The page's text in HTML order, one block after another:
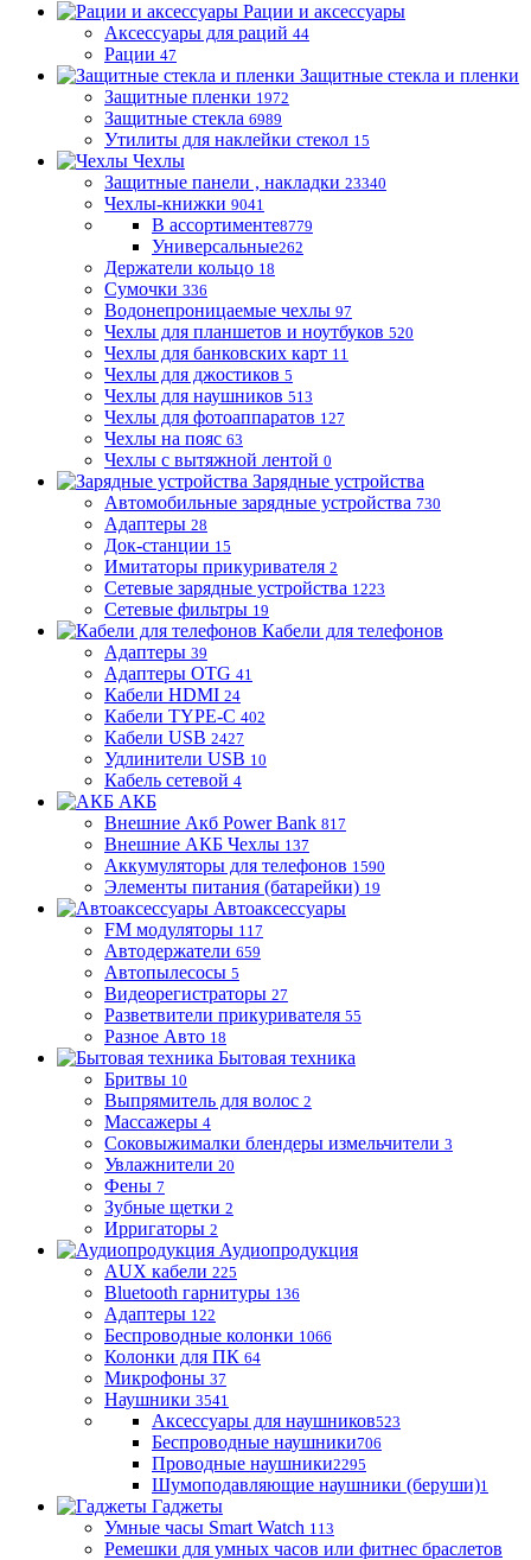
Рации и аксессуары
Аксессуары для раций 44
Рации 47
Защитные стекла и пленки
Защитные пленки 1972
Защитные стекла 6989
Утилиты для наклейки стекол 15
Чехлы
Защитные панели , накладки 23340
Чехлы-книжки 9041
В ассортименте8779
Универсальные262
Держатели кольцо 18
Сумочки 336
Водонепроницаемые чехлы 97
Чехлы для планшетов и ноутбуков 520
Чехлы для банковских карт 11
Чехлы для джостиков 5
Чехлы для наушников 513
Чехлы для фотоаппаратов 127
Чехлы на пояс 63
Чехлы с вытяжной лентой 0
Зарядные устройства
Автомобильные зарядные устройства 730
Адаптеры 28
Док-станции 15
Имитаторы прикуривателя 2
Сетевые зарядные устройства 1223
Сетевые фильтры 19
Кабели для телефонов
Адаптеры 39
Адаптеры OTG 41
Кабели HDMI 24
Кабели TYPE-C 402
Кабели USB 2427
Удлинители USB 10
Кабель сетевой 4
АКБ
Внешние Акб Power Bank 817
Внешние АКБ Чехлы 137
Аккумуляторы для телефонов 1590
Элементы питания (батарейки) 19
Автоаксессуары
FM модуляторы 117
Автодержатели 659
Автопылесосы 5
Видеорегистраторы 27
Разветвители прикуривателя 55
Разное Авто 18
Бытовая техника
Бритвы 10
Выпрямитель для волос 2
Массажеры 4
Соковыжималки блендеры измельчители 3
Увлажнители 20
Фены 7
Зубные щетки 2
Ирригаторы 2
Аудиопродукция
AUX кабели 225
Bluetooth гарнитуры 136
Адаптеры 122
Беспроводные колонки 1066
Колонки для ПК 64
Микрофоны 37
Наушники 3541
Аксессуары для наушников523
Беспроводные наушники706
Проводные наушники2295
Шумоподавляющие наушники (беруши)1
Гаджеты
Умные часы Smart Watch 113
Ремешки для умных часов или фитнес браслетов